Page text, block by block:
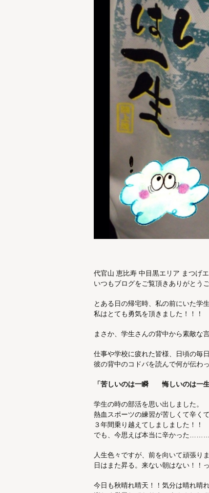
代官山 恵比寿 中目黒エリア まつげ
いつもブログをご覧頂きありがとうご
とある日の帰宅時、私の前にいた学
私はとても勇気を頂きました！！！
まさか、学生さんの背中から素敵な
仕事や学校に疲れた皆様、日頃の毎
彼の背中のコドバを読んで何が伝
「苦しいのは一瞬 悔しいのは一生
学生の時の部活を思い出しました。
熱血スポーツの練習が苦しくて辛く
３年間乗り越えてしましました！！
でも、今思えば本当に辛かった………
人生色々ですが、前を向いて頑張り
日はまた昇る。来ない朝はない！！
今日も秋晴れ晴天！！気分は晴れ晴